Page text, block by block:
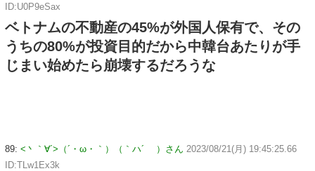
ID:U0P9eSax
ベトナムの不動産の45%が外国人保有で、その
うちの80%が投資目的だから中韓台あたりが手
じまい始めたら崩壊するだろうな
89: <丶｀∀´>（´・ω・｀）（｀ハ´ ）さん 2023/08/21(月) 19:45:25.66
ID:TLw1Ex3k